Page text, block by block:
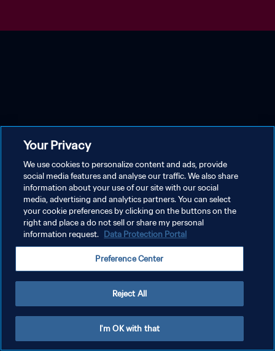
Your Privacy
We use cookies to personalize content and ads, provide
social media features and analyse our traffic. We also share
information about your use of our site with our social
media, advertising and analytics partners. You can select
your cookie preferences by clicking on the buttons on the
right and place a do not sell or share my personal
information request. Data Protection Portal
Preference Center
Reject All
I'm OK with that